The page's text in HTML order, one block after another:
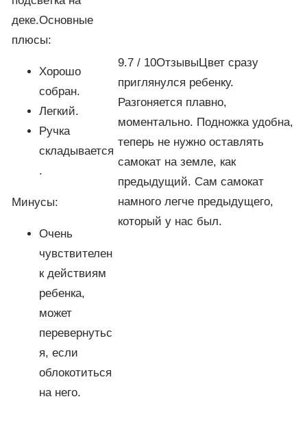
деке.Основные
плюсы:
Хорошо
собран.
Легкий.
Ручка
складывается
.
Минусы:
Очень
чувствителен
к действиям
ребенка,
может
перевернутьс
я, если
облокотиться
на него.
9.7 / 10ОтзывыЦвет сразу
приглянулся ребенку.
Разгоняется плавно,
моментально. Подножка удобна,
теперь не нужно оставлять
самокат на земле, как
предыдущий. Сам самокат
намного легче предыдущего,
который у нас был.